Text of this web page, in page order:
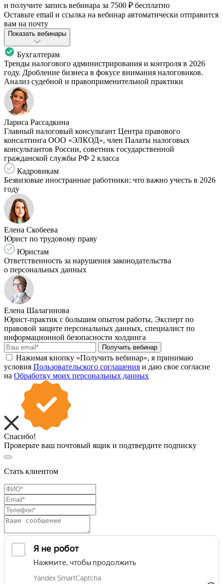
и получите запись вебинара за 7500 ₽ бесплатно
Оставьте email и ссылка на вебинар автоматически отправится
вам на почту
Показать вебинары
Бухгалтерам
Тренды налогового администрирования и контроля в 2026
году. Дробление бизнеса в фокусе внимания налоговиков.
Анализ судебной и правоприменительной практики
Лариса Рассадкина
Главный налоговый консультант Центра правового
консалтинга ООО «ЭЛКОД», член Палаты налоговых
консультантов России, советник государственной
гражданской службы РФ 2 класса
Кадровикам
Безвизовые иностранные работники: что важно учесть в 2026
году
Елена Скобеева
Юрист по трудовому праву
Юристам
Ответственность за нарушения законодательства
о персональных данных
Елена Шалагинова
Юрист-практик с большим опытом работы, Эксперт по
правовой защите персональных данных, специалист по
информационной безопасности холдинга
Получить вебинар
Нажимая кнопку «Получить вебинар», я принимаю
условия Пользовательского соглашения и даю свое согласие
на Обработку моих персональных данных
Спасибо!
Проверьте ваш почтовый ящик и подтвердите подписку
Стать клиентом